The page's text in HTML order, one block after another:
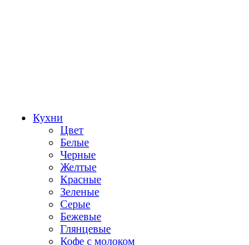
Кухни
Цвет
Белые
Черные
Желтые
Красные
Зеленые
Серые
Бежевые
Глянцевые
Кофе с молоком